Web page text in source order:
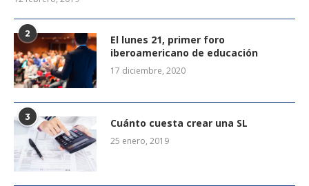
2
El lunes 21, primer foro
iberoamericano de educación
17 diciembre, 2020
3 Cuánto cuesta crear una SL
25 enero, 2019